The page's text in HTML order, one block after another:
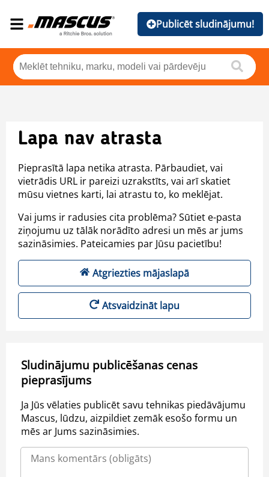
Publicēt sludinājumu!
Lapa nav atrasta
Pieprasītā lapa netika atrasta. Pārbaudiet, vai
vietrādis URL ir pareizi uzrakstīts, vai arī skatiet
mūsu vietnes karti, lai atrastu to, ko meklējat.
Vai jums ir radusies cita problēma? Sūtiet e-pasta
ziņojumu uz tālāk norādīto adresi un mēs ar jums
sazināsimies. Pateicamies par Jūsu pacietību!
Atgriezties mājaslapā
Atsvaidzināt lapu
Sludinājumu publicēšanas cenas
pieprasījums
Ja Jūs vēlaties publicēt savu tehnikas piedāvājumu
Mascus, lūdzu, aizpildiet zemāk esošo formu un
mēs ar Jums sazināsimies.